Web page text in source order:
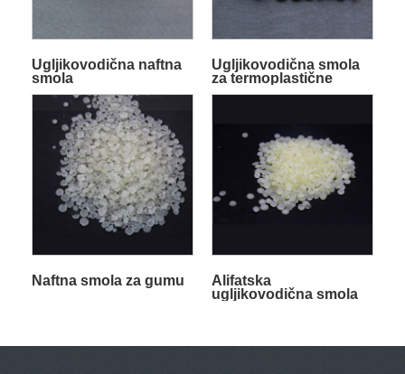
Ugljikovodična naftna
smola
Ugljikovodična smola
za termoplastične
oznake na cestama
Naftna smola za gumu
Alifatska
ugljikovodična smola